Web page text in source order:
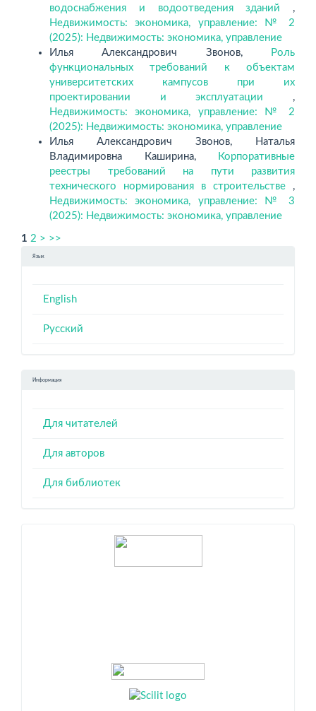
водоснабжения и водоотведения зданий ,
Недвижимость: экономика, управление: № 2
(2025): Недвижимость: экономика, управление
Илья Александрович Звонов,
Роль
функциональных требований к объектам
университетских кампусов при их
проектировании и эксплуатации ,
Недвижимость: экономика, управление: № 2
(2025): Недвижимость: экономика, управление
Илья Александрович Звонов, Наталья
Владимировна Каширина,
Корпоративные
реестры требований на пути развития
технического нормирования в строительстве ,
Недвижимость: экономика, управление: № 3
(2025): Недвижимость: экономика, управление
1 2 > >>
Язык
English
Русский
Информация
Для читателей
Для авторов
Для библиотек